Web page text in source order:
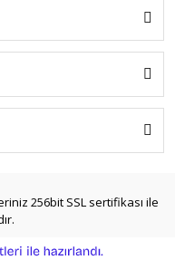
256bit SSL sertifikası ile
e-